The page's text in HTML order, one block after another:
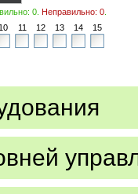
0. Неправильно: 0.
10 11 12 13 14 15